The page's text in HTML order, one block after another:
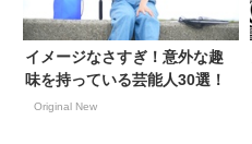
イメージなさすぎ！意外な趣
味を持っている芸能人30選！
Original New